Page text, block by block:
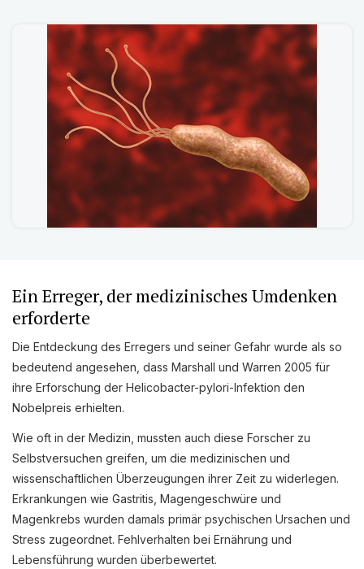
Ein Erreger, der medizinisches Umdenken
erforderte
Die Entdeckung des Erregers und seiner Gefahr wurde als so
bedeutend angesehen, dass Marshall und Warren 2005 für
ihre Erforschung der Helicobacter-pylori-Infektion den
Nobelpreis erhielten.
Wie oft in der Medizin, mussten auch diese Forscher zu
Selbstversuchen greifen, um die medizinischen und
wissenschaftlichen Überzeugungen ihrer Zeit zu widerlegen.
Erkrankungen wie Gastritis, Magengeschwüre und
Magenkrebs wurden damals primär psychischen Ursachen und
Stress zugeordnet. Fehlverhalten bei Ernährung und
Lebensführung wurden überbewertet.